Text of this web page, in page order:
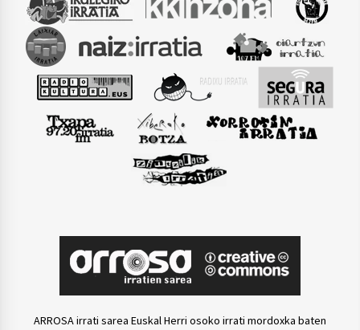
ARROSA irrati sarea Euskal Herri osoko irrati mordoxka baten